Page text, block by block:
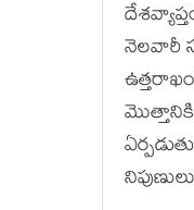
నెలవారీ
మొత్తానికి